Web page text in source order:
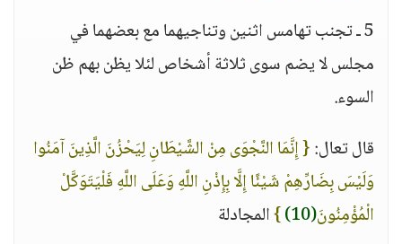
5 ـ تجنب تهامس اثنين وتناجيهما مع بعضهما في
مجلس لا يضم سوى ثلاثة أشخاص لئلا يظن بهم ظن
السوء.
قال تعال:{ إِنَّمَا النَّجْوَى مِنْ الشَّيْطَانِ لِيَحْزُنَ الَّذِينَ آمَنُوا
وَلَيْسَ بِضَارِّهِمْ شَيْئًا إِلَّا بِإِذْنِ اللَّهِ وَعَلَى اللَّهِ فَلْيَتَوَكَّلْ
الْمُؤْمِنُونَ(10)
}المجادلة